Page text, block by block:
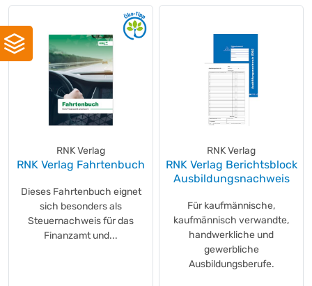
RNK Verlag
RNK Verlag Fahrtenbuch
Dieses Fahrtenbuch eignet
sich besonders als
Steuernachweis für das
Finanzamt und...
RNK Verlag
RNK Verlag Berichtsblock
Ausbildungsnachweis
Für kaufmännische,
kaufmännisch verwandte,
handwerkliche und
gewerbliche
Ausbildungsberufe.